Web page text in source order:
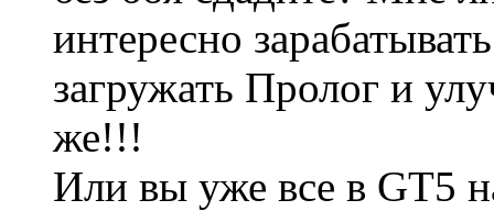
интересно
загружать Пролог и
же!!!
Или вы уже все в GT5